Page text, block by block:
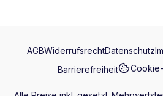
AGBWiderrufsrechtDatenschutz
Barrierefreiheit